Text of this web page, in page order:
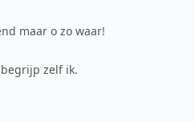
maar o zo waar!
zelf ik.